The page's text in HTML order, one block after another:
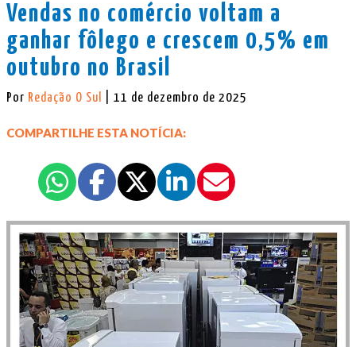
Vendas no comércio voltam a
ganhar fôlego e crescem 0,5% em
outubro no Brasil
Por Redação O Sul | 11 de dezembro de 2025
COMPARTILHE ESTA NOTÍCIA: